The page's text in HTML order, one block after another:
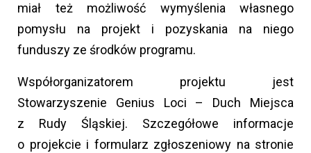
miał też możliwość wymyślenia własnego
pomysłu na projekt i pozyskania na niego
funduszy ze środków programu.
Współorganizatorem projektu jest
Stowarzyszenie Genius Loci – Duch Miejsca
z Rudy Śląskiej. Szczegółowe informacje
o projekcie i formularz zgłoszeniowy na stronie